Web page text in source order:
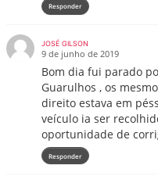
Responder
JOSÉ GILSON
9 de junho de 2019
Bom dia fui parado
Guarulhos , os
direito estava em
veículo ia ser
oportunidade de
Responder